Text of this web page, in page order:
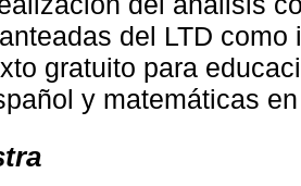
del LTD
gratuito para
y matemáticas